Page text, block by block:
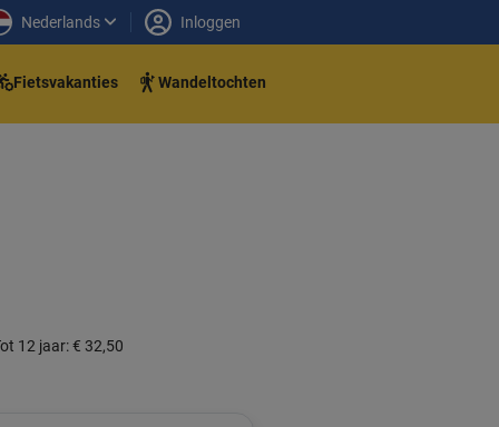
Nederlands Inloggen
Fietsvakanties Wandeltochten
12 jaar: € 32,50